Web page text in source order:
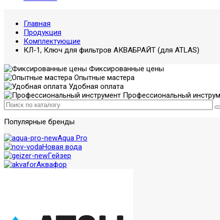
Главная
Продукция
Комплектующие
КЛ-1, Ключ для фильтров АКВАБРАЙТ (для ATLAS)
Фиксированные цены
Опытные мастера
Удобная оплата
Профессиональный
Популярные бренды
Aqua Pro
Новая вода
Гейзер
Аквафор